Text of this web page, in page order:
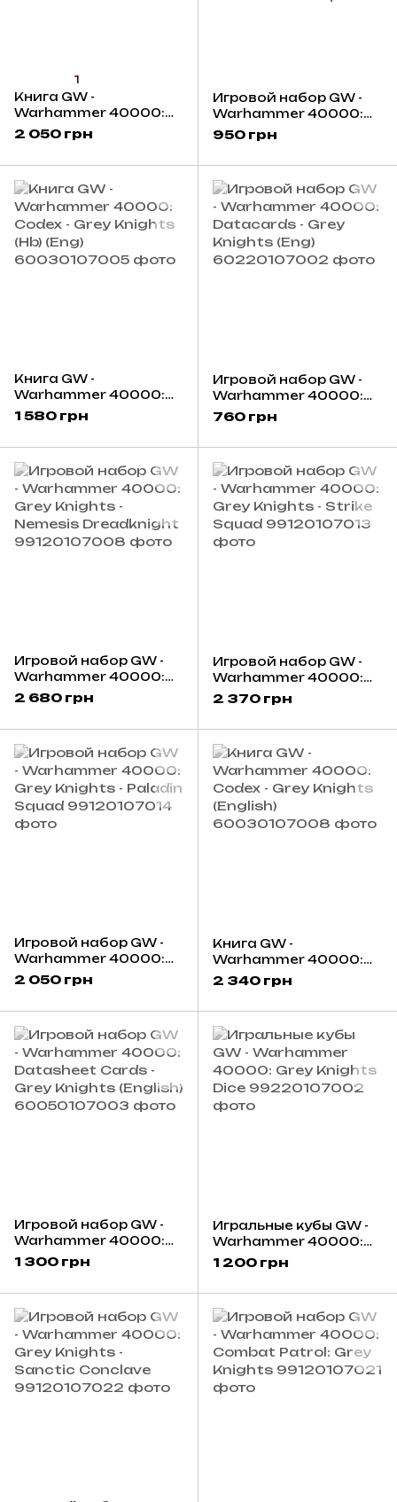
1
Книга GW -
Warhammer 40000:
Codex - Grey Knights
(Hb) (Eng)
2 050 грн
Игровой набор GW -
Warhammer 40000:
Apocalypse
Datasheets: Space
950 грн
Книга GW -
Warhammer 40000:
Codex - Grey Knights
(Hb) (Eng)
1 580 грн
Игровой набор GW -
Warhammer 40000:
Datacards - Grey
Knights (Eng)
760 грн
Игровой набор GW -
Warhammer 40000:
Grey Knights - Nemesis
Dreadknight
2 680 грн
Игровой набор GW -
Warhammer 40000:
Grey Knights - Strike
2 370 грн
Игровой набор GW -
Warhammer 40000:
Grey Knights - Paladin
2 050 грн
Книга GW -
Warhammer 40000:
Codex - Grey Knights
(English)
2 340 грн
Игровой набор GW -
Warhammer 40000:
Datasheet Cards -
Grey Knights (English)
1 300 грн
Игральные кубы GW -
Warhammer 40000:
Grey Knights Dice
1 200 грн